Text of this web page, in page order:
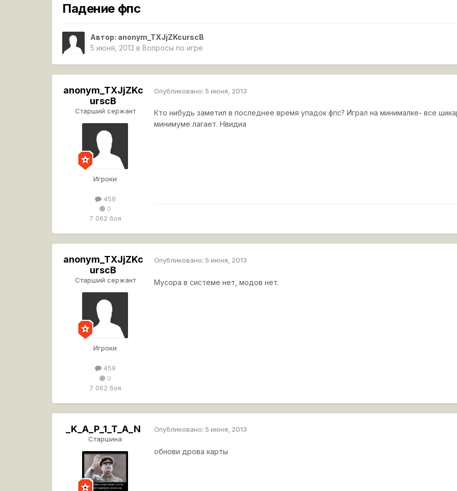
Падение фпс
Автор: anonym_TXJjZKcurscB
5 июня, 2013 в Вопросы по игре
anonym_TXJjZKc
urscB
Старший сержант
Игроки
459
0
7 062 боя
Опубликовано: 5 июня, 2013
Кто нибудь заметил в последнее время упадок фпс? Играл на минималке- все
минимуме лагает. Нвидиа
anonym_TXJjZKc
urscB
Старший сержант
Игроки
459
0
7 062 боя
Опубликовано: 5 июня, 2013
Мусора в системе нет, модов нет.
_K_A_P_1_T_A_N
Старшина
Опубликовано: 5 июня, 2013
обнови дрова карты